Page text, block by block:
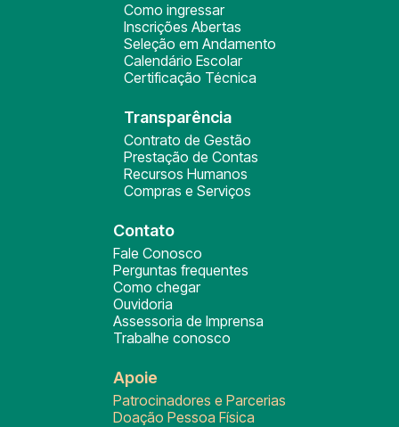
Como ingressar
Inscrições Abertas
Seleção em Andamento
Calendário Escolar
Certificação Técnica
Transparência
Contrato de Gestão
Prestação de Contas
Recursos Humanos
Compras e Serviços
Contato
Fale Conosco
Perguntas frequentes
Como chegar
Ouvidoria
Assessoria de Imprensa
Trabalhe conosco
Apoie
Patrocinadores e Parcerias
Doação Pessoa Física